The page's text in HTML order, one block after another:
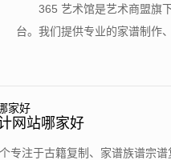
​365 艺术馆是艺术商盟旗
台。我们提供专业的家谱制作
网站哪家好
专注于古籍复制、家谱族谱宗